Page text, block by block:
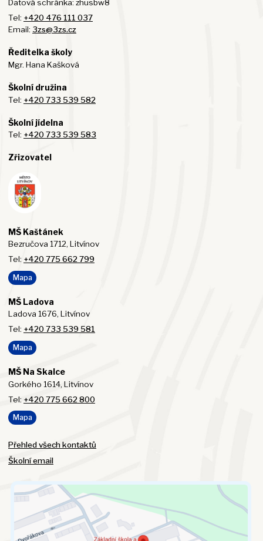
Datová schránka: zhusbw8
Tel: +420 476 111 037
Email: 3zs@3zs.cz
Ředitelka školy
Mgr. Hana Kašková
Školní družina
Tel: +420 733 539 582
Školní jídelna
Tel: +420 733 539 583
Zřizovatel
MŠ Kaštánek
Bezručova 1712, Litvínov
Tel: +420 775 662 799
Mapa
MŠ Ladova
Ladova 1676, Litvínov
Tel: +420 733 539 581
Mapa
MŠ Na Skalce
Gorkého 1614, Litvínov
Tel: +420 775 662 800
Mapa
Přehled všech kontaktů
Školní email